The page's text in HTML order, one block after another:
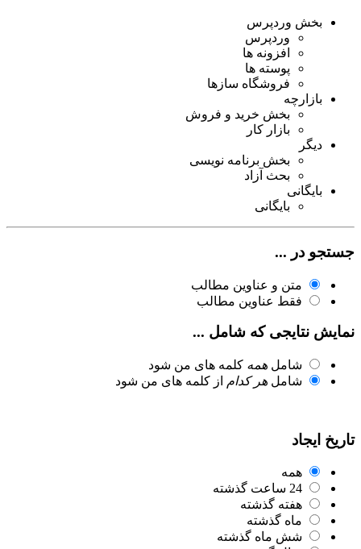
بخش وردپرس
وردپرس
افزونه ها
پوسته ها
فروشگاه سازها
بازارچه
بخش خرید و فروش
بازار کار
دیگر
بخش برنامه نویسی
بحث آزاد
بایگانی
بایگانی
جستجو در ...
متن و عناوین مطالب
فقط عناوین مطالب
نمایش نتایجی که شامل ...
شامل همه کلمه های من شود
شامل هر کدام از کلمه های من شود
تاریخ ایجاد
همه
24 ساعت گذشته
هفته گذشته
ماه گذشته
شش ماه گذشته